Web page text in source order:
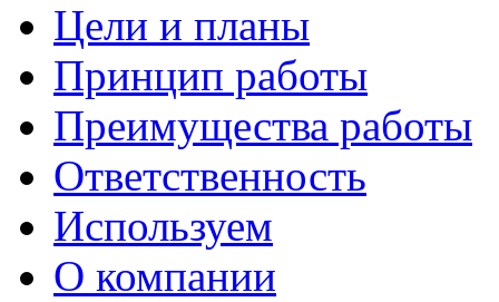
Цели и планы
Принцип работы
Преимущества работы
Ответственность
Используем
О компании